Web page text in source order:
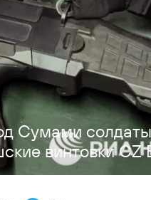
Сумами
винтовки CZ